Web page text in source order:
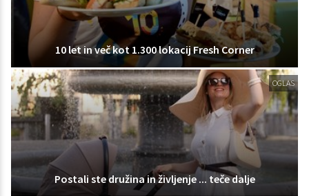
10 let in več kot 1.300 lokacij Fresh Corner
OGLAS
Postali ste družina in življenje ... teče dalje